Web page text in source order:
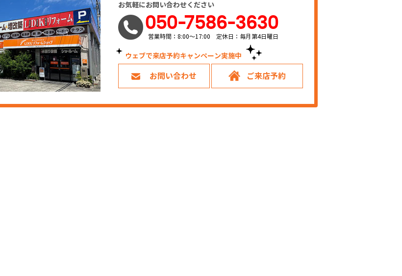
お気軽にお問い合わせください
050-7586-3630
営業時間：8:00～17:00 定休日：毎月第4日曜日
ウェブで来店予約キャンペーン実施中！
お問い合わせ ご来店予約